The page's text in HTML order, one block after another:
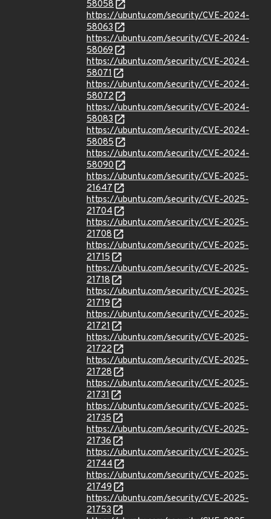
58058
https://ubuntu.com/security/CVE-2024-
58063
https://ubuntu.com/security/CVE-2024-
58069
https://ubuntu.com/security/CVE-2024-
58071
https://ubuntu.com/security/CVE-2024-
58072
https://ubuntu.com/security/CVE-2024-
58083
https://ubuntu.com/security/CVE-2024-
58085
https://ubuntu.com/security/CVE-2024-
58090
https://ubuntu.com/security/CVE-2025-
21647
https://ubuntu.com/security/CVE-2025-
21704
https://ubuntu.com/security/CVE-2025-
21708
https://ubuntu.com/security/CVE-2025-
21715
https://ubuntu.com/security/CVE-2025-
21718
https://ubuntu.com/security/CVE-2025-
21719
https://ubuntu.com/security/CVE-2025-
21721
https://ubuntu.com/security/CVE-2025-
21722
https://ubuntu.com/security/CVE-2025-
21728
https://ubuntu.com/security/CVE-2025-
21731
https://ubuntu.com/security/CVE-2025-
21735
https://ubuntu.com/security/CVE-2025-
21736
https://ubuntu.com/security/CVE-2025-
21744
https://ubuntu.com/security/CVE-2025-
21749
https://ubuntu.com/security/CVE-2025-
21753